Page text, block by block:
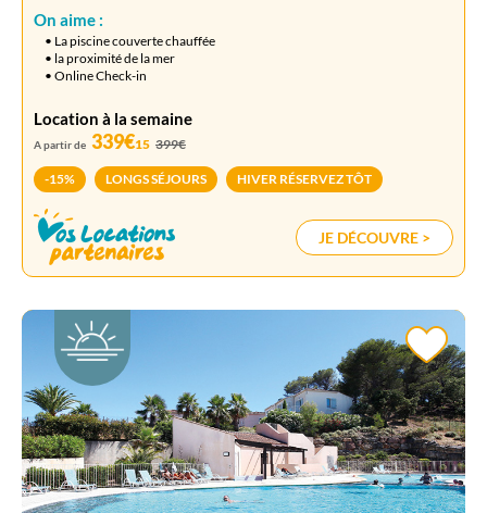
On aime :
• La piscine couverte chauffée
• la proximité de la mer
• Online Check-in
Location à la semaine
A partir de 339€15 399€
-15% LONGS SÉJOURS HIVER RÉSERVEZ TÔT
JE DÉCOUVRE >